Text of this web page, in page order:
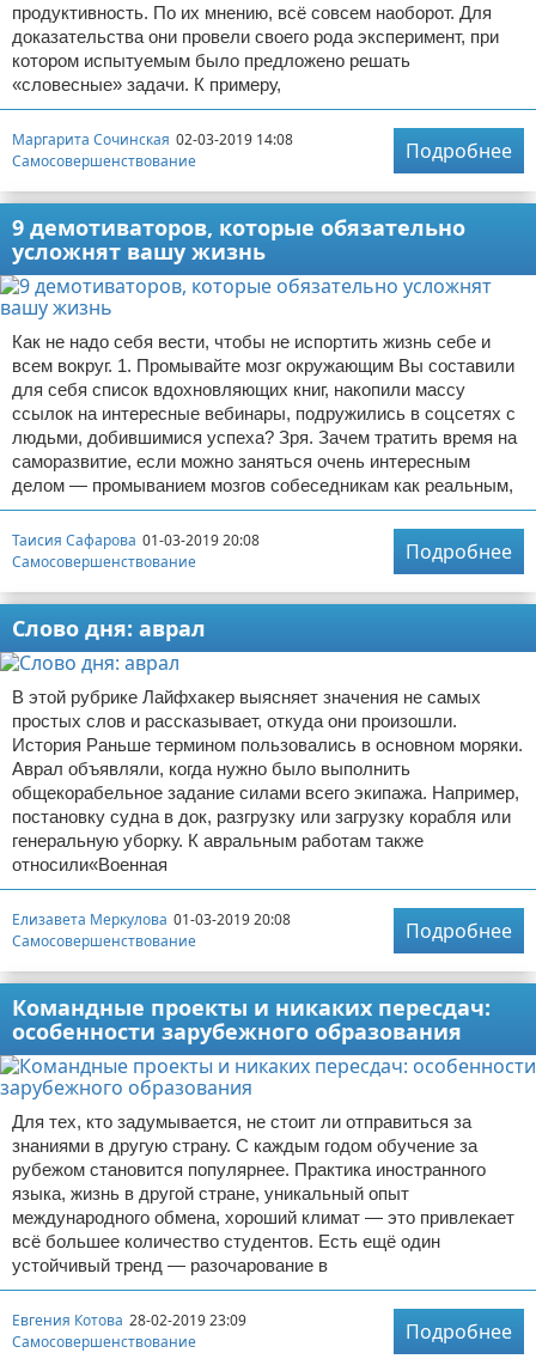
продуктивность. По их мнению, всё совсем наоборот. Для
доказательства они провели своего рода эксперимент, при
котором испытуемым было предложено решать
«словесные» задачи. К примеру,
Маргарита Сочинская 02-03-2019 14:08
Самосовершенствование
Подробнее
9 демотиваторов, которые обязательно
усложнят вашу жизнь
Как не надо себя вести, чтобы не испортить жизнь себе и
всем вокруг. 1. Промывайте мозг окружающим Вы составили
для себя список вдохновляющих книг, накопили массу
ссылок на интересные вебинары, подружились в соцсетях с
людьми, добившимися успеха? Зря. Зачем тратить время на
саморазвитие, если можно заняться очень интересным
делом — промыванием мозгов собеседникам как реальным,
Таисия Сафарова 01-03-2019 20:08
Самосовершенствование
Подробнее
Слово дня: аврал
В этой рубрике Лайфхакер выясняет значения не самых
простых слов и рассказывает, откуда они произошли.
История Раньше термином пользовались в основном моряки.
Аврал объявляли, когда нужно было выполнить
общекорабельное задание силами всего экипажа. Например,
постановку судна в док, разгрузку или загрузку корабля или
генеральную уборку. К авральным работам также
относили«Военная
Елизавета Меркулова 01-03-2019 20:08
Самосовершенствование
Подробнее
Командные проекты и никаких пересдач:
особенности зарубежного образования
Для тех, кто задумывается, не стоит ли отправиться за
знаниями в другую страну. С каждым годом обучение за
рубежом становится популярнее. Практика иностранного
языка, жизнь в другой стране, уникальный опыт
международного обмена, хороший климат — это привлекает
всё большее количество студентов. Есть ещё один
устойчивый тренд — разочарование в
Евгения Котова 28-02-2019 23:09
Самосовершенствование
Подробнее